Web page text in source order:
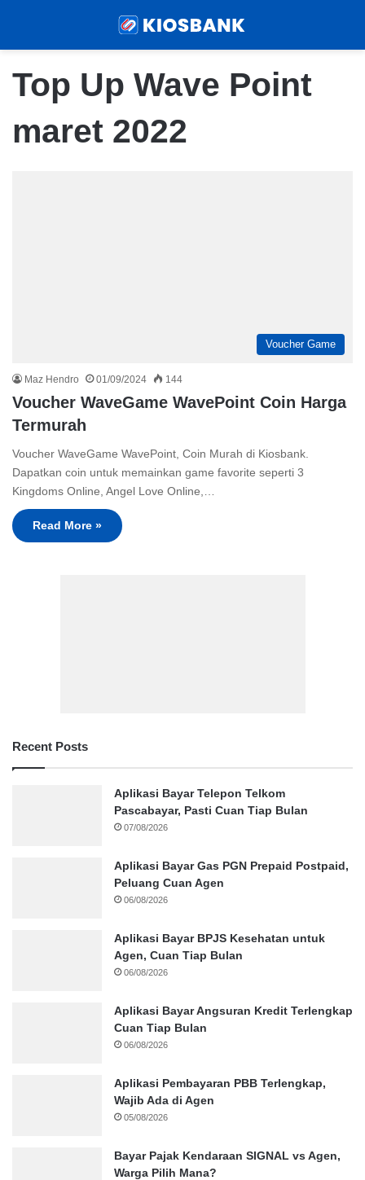
Top Up Wave Point
maret 2022
Voucher Game
Maz Hendro 01/09/2024 144
Voucher WaveGame WavePoint Coin Harga
Termurah
Voucher WaveGame WavePoint, Coin Murah di Kiosbank.
Dapatkan coin untuk memainkan game favorite seperti 3
Kingdoms Online, Angel Love Online,…
Read More »
Recent Posts
Aplikasi Bayar Telepon Telkom
Pascabayar, Pasti Cuan Tiap Bulan
07/08/2026
Aplikasi Bayar Gas PGN Prepaid Postpaid,
Peluang Cuan Agen
06/08/2026
Aplikasi Bayar BPJS Kesehatan untuk
Agen, Cuan Tiap Bulan
06/08/2026
Aplikasi Bayar Angsuran Kredit Terlengkap
Cuan Tiap Bulan
06/08/2026
Aplikasi Pembayaran PBB Terlengkap,
Wajib Ada di Agen
05/08/2026
Bayar Pajak Kendaraan SIGNAL vs Agen,
Warga Pilih Mana?